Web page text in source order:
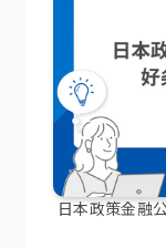
日本政策金融